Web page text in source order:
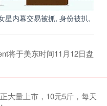
星内幕交易被抓, 身份被扒,
将于美东时间11月12日盘
大量上市，10元5斤，每天